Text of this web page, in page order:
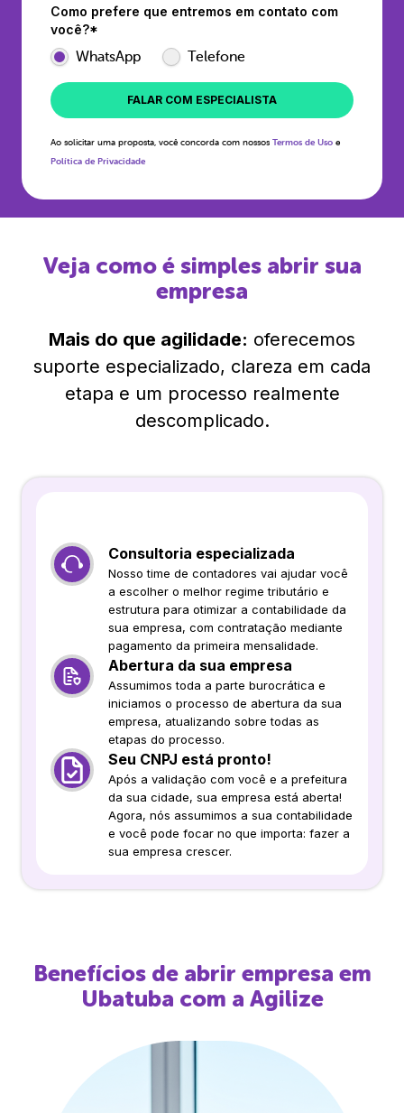
Como prefere que entremos em contato com
você?*
WhatsApp Telefone
FALAR COM ESPECIALISTA
Ao solicitar uma proposta, você concorda com nossos Termos de Uso e
Política de Privacidade
Veja como é simples abrir sua
empresa
Mais do que agilidade: oferecemos
suporte especializado, clareza em cada
etapa e um processo realmente
descomplicado.
Consultoria especializada
Nosso time de contadores vai ajudar você
a escolher o melhor regime tributário e
estrutura para otimizar a contabilidade da
sua empresa, com contratação mediante
pagamento da primeira mensalidade.
Abertura da sua empresa
Assumimos toda a parte burocrática e
iniciamos o processo de abertura da sua
empresa, atualizando sobre todas as
etapas do processo.
Seu CNPJ está pronto!
Após a validação com você e a prefeitura
da sua cidade, sua empresa está aberta!
Agora, nós assumimos a sua contabilidade
e você pode focar no que importa: fazer a
sua empresa crescer.
Benefícios de abrir empresa em
Ubatuba com a Agilize